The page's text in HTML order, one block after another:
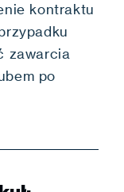
kontraktu
zawarcia
po